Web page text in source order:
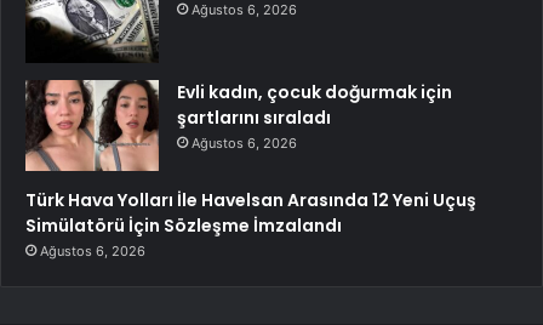
Ağustos 6, 2026
Evli kadın, çocuk doğurmak için
şartlarını sıraladı
Ağustos 6, 2026
Türk Hava Yolları İle Havelsan Arasında 12 Yeni Uçuş
Simülatörü İçin Sözleşme İmzalandı
Ağustos 6, 2026